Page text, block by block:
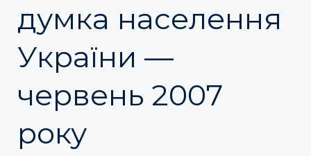
думка населення
України —
червень 2007
року